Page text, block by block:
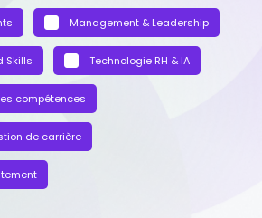
Management & Leadership
Skills Technologie RH & IA
compétences
de carrière